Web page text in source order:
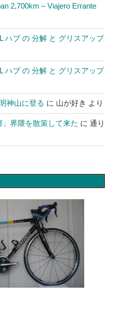
2,700km – Viajero Errante
ハブ の 分解 と グリスアップ
ハブ の 分解 と グリスアップ
神山に登る に 山が好き より
」界隈を散策して来た に 通り